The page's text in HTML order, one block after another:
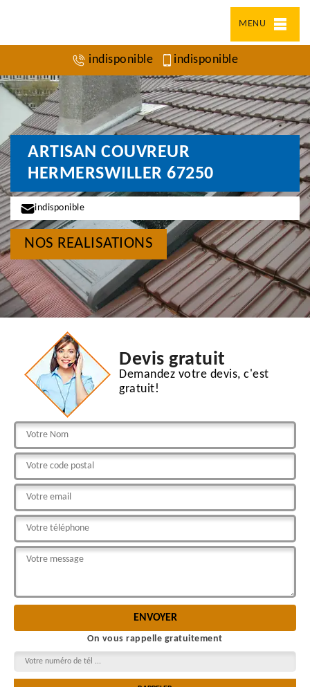
MENU
indisponible indisponible
ARTISAN COUVREUR
HERMERSWILLER 67250
indisponible
NOS REALISATIONS
Devis gratuit
Demandez votre devis, c'est
gratuit!
On vous rappelle gratuitement